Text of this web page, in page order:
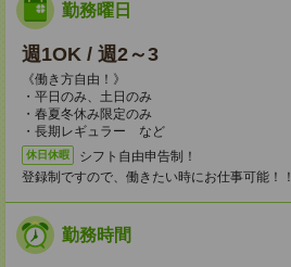
勤務曜日
週1OK / 週2～3
《働き方自由！》
・平日のみ、土日のみ
・春夏冬休み限定のみ
・長期レギュラー など
休日休暇
シフト自由申告制！
登録制ですので、働きたい時にお仕事可能！！
勤務時間